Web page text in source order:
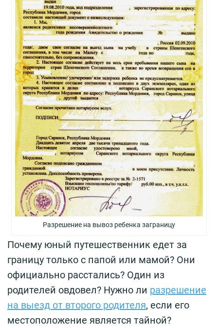
Разрешение на вывоз ребенка заграницу
Почему юный путешественник едет за
границу только с папой или мамой? Они
официально расстались? Один из
родителей овдовел? Нужно ли разрешение
на выезд от второго родителя, если его
местоположение является тайной?